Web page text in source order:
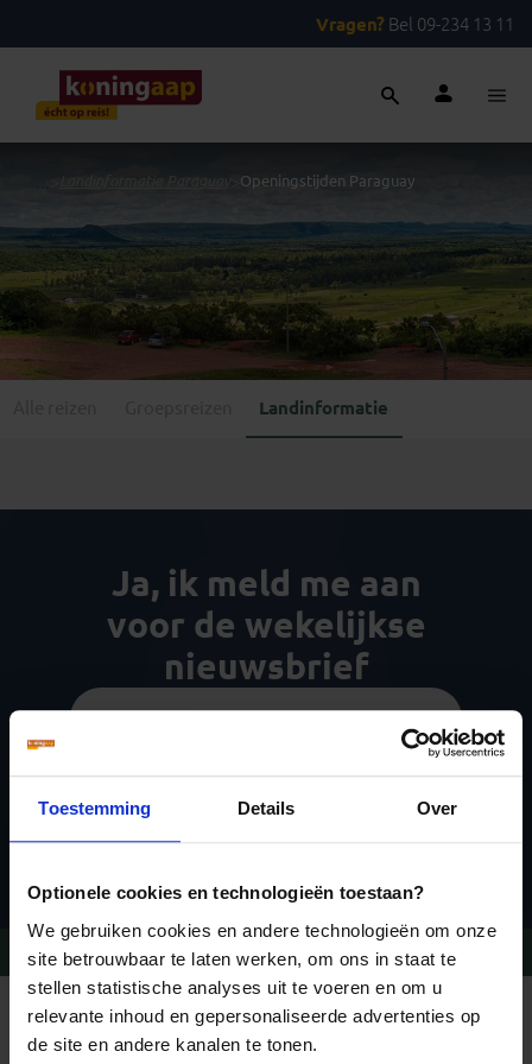
Toestemming Details Over
Optionele cookies en technologieën toestaan?
We gebruiken cookies en andere technologieën om onze
site betrouwbaar te laten werken, om ons in staat te
stellen statistische analyses uit te voeren en om u
relevante inhoud en gepersonaliseerde advertenties op
de site en andere kanalen te tonen.
Vragen? Bel 09-234 13 11
Openingstijden Paraguay
Landinformatie
Ja, ik meld me aan
voor de wekelijkse
nieuwsbrief
Vragen?Bel 09-234 13 11
REIZEN MET KONING AAP
Waarom Koning Aap?
Bestemmingen